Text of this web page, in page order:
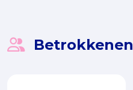
Betrokkenen